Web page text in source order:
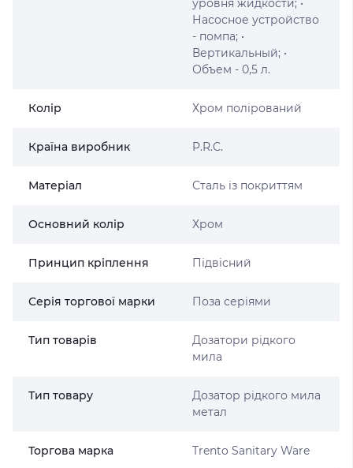
уровня жидкости; •
Насосное устройство
- помпа; •
Вертикальный; •
Объем - 0,5 л.
Колір Хром полірований
Країна виробник P.R.C.
Матеріал Сталь із покриттям
Основний колір Хром
Принцип кріплення Підвісний
Серія торгової марки Поза серіями
Тип товарів
Дозатори рідкого
мила
Тип товару
Дозатор рідкого мила
метал
Торгова марка Trento Sanitary Ware